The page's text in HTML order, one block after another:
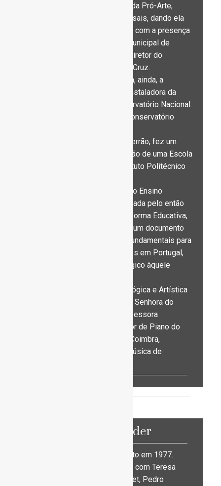
em Alpiarça, foi presidente da Pró-Arte,
organizando concertos mensais, dando ela
própria o concerto inaugural, com a presença
do Presidente da Câmara Municipal de
Alpiarça, Raul Neves, e do Diretor do
Conservatório Nacional, Ivo Cruz.
Como professora, assumiria, ainda, a
Presidência da Comissão Instaladora da
Escola de Música do Conservatório Nacional.
Fundou e foi Directora do Conservatório
Por convite de Veríssimo Serrão, fez um
projeto pioneiro para a criação de uma Escola
Superior de Música no Instituto Politécnico
Participou na Estruturação do Ensino
Artístico na Educação, nomeada pelo então
Secretário de Estado da Reforma Educativa,
Carrilho Ribeiro, elaborando um documento
onde constavam as linhas fundamentais para
o desenvolvimento das Artes em Portugal,
dando, ainda, apoio pedagógico àquele
Foi também Diretora Pedagógica e Artística
da Escola de Música Nossa Senhora do
Cabo de Linda-a-Velha, Professora
Convidada do Curso Superior de Piano do
Conservatório Regional de Coimbra,
Conselheira da Escola de Música de
Luísa Tender
Luísa Tender nasceu no Porto em 1977.
Nesta cidade estudou piano com Teresa
Monteiro, Anne-Marie Mennet, Pedro